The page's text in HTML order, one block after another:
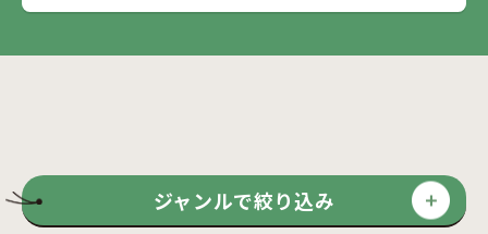
ジャンルで絞り込み